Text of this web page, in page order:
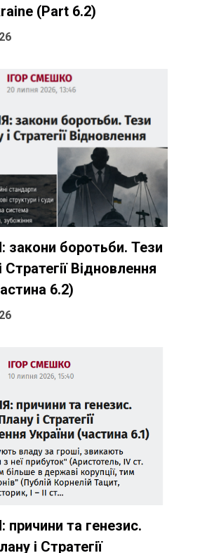
(Part 6.2)
закони боротьби. Тези
Відновлення
6.2)
причини та генезис.
і Стратегії